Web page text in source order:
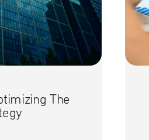
The